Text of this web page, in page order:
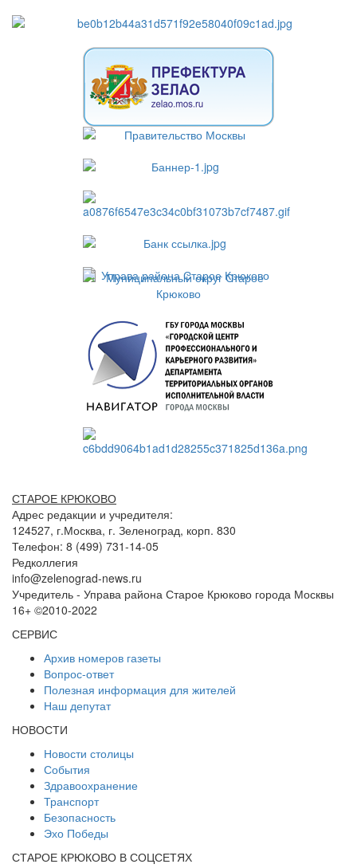
СТАРОЕ КРЮКОВО
Адрес редакции и учредителя:
124527, г.Москва, г. Зеленоград, корп. 830
Телефон: 8 (499) 731-14-05
Редколлегия
info@zelenograd-news.ru
Учредитель - Управа района Старое Крюково города Москвы
16+ ©2010-2022
СЕРВИС
Архив номеров газеты
Вопрос-ответ
Полезная информация для жителей
Наш депутат
НОВОСТИ
Новости столицы
События
Здравоохранение
Транспорт
Безопасность
Эхо Победы
СТАРОЕ КРЮКОВО В СОЦСЕТЯХ